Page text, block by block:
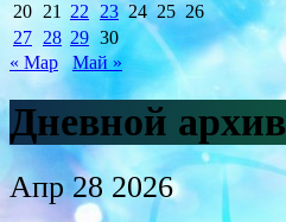
20 21 22 23 24 25 26
27 28 29 30
« Мар
Май »
Дневной
Апр 28 2026